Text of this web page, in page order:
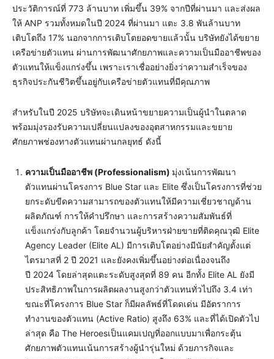
ประวัติการณ์ที่ 773 ล้านบาท เพิ่มขึ้น 39% จากปีที่ผ่านมา และส่งผล
ให้ ANP รวมทั้งหมดในปี 2024 ที่ผ่านมา แตะ 3.8 พันล้านบาท
เติบโตถึง 17% นอกจากการเติบโตยอดขายแล้วนั้น บริษัทยังได้ขยาย
เครือข่ายตัวแทน ผ่านการพัฒนาศักยภาพและความเป็นมืออาชีพของ
ตัวแทนให้แข็งแกร่งขึ้น เพราะเราเชื่ออย่างยิ่งว่าความสำเร็จของ
ธุรกิจประกันชีวิตขึ้นอยู่กับเครือข่ายตัวแทนที่มีคุณภาพ
สำหรับในปี 2025 บริษัทจะเดินหน้าขยายความเป็นผู้นำในตลาด
พร้อมมุ่งรองรับความเปลี่ยนแปลงของอุตสาหกรรมและขยาย
ศักยภาพช่องทางตัวแทนผ่านกลยุทธ์ ดังนี้
ความเป็นมืออาชีพ (Professionalism) มุ่งเน้นการพัฒนา
ตัวแทนผ่านโครงการ Blue Star และ Elite ซึ่งเป็นโครงการที่ช่วย
ยกระดับขีดความสามารถของตัวแทนให้มีความเชี่ยวชาญด้าน
ผลิตภัณฑ์ การให้คำปรึกษา และการสร้างความสัมพันธ์ที่
แข็งแกร่งกับลูกค้า โดยจำนวนผู้บริหารฝ่ายขายที่ติดคุณวุฒิ Elite
Agency Leader (Elite AL) มีการเติบโตอย่างมีนัยสำคัญตั้งแต่
ไตรมาสที่ 2 ปี 2021 และยังคงเพิ่มขึ้นอย่างต่อเนื่องจนถึง
ปี 2024 โดยล่าสุดแตะระดับสูงสุดที่ 89 คน อีกทั้ง Elite AL ยังมี
ประสิทธิภาพในการผลิตผลงานสูงกว่าตัวแทนทั่วไปถึง 3.4 เท่า
ขณะที่โครงการ Blue Star ก็มีผลลัพธ์ที่โดดเด่น มีอัตราการ
ทำงานของตัวแทน (Active Ratio) สูงถึง 63% และที่ได้เปิดตัวไป
ล่าสุด คือ The Heroesเป็นแคมเปญที่ออกแบบมาเพื่อกระตุ้น
ศักยภาพตัวแทนเน้นการสร้างผู้นำรุ่นใหม่ ด้วยภารกิจและ